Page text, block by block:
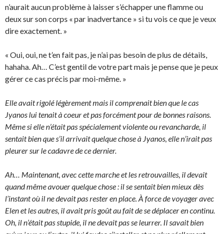
n’aurait aucun problème à laisser s’échapper une flamme ou
deux sur son corps « par inadvertance » si tu vois ce que je veux
dire exactement. »
« Oui, oui, ne t’en fait pas, je n’ai pas besoin de plus de détails,
hahaha. Ah… C’est gentil de votre part mais je pense que je peux
gérer ce cas précis par moi-même. »
Elle avait rigolé légèrement mais il comprenait bien que le cas
Jyanos lui tenait à coeur et pas forcément pour de bonnes raisons.
Même si elle n’était pas spécialement violente ou revancharde, il
sentait bien que s’il arrivait quelque chose à Jyanos, elle n’irait pas
pleurer sur le cadavre de ce dernier.
Ah… Maintenant, avec cette marche et les retrouvailles, il devait
quand même avouer quelque chose : il se sentait bien mieux dès
l’instant où il ne devait pas rester en place. À force de voyager avec
Elen et les autres, il avait pris goût au fait de se déplacer en continu.
Oh, il n’était pas stupide, il ne devait pas se leurrer. Il savait bien